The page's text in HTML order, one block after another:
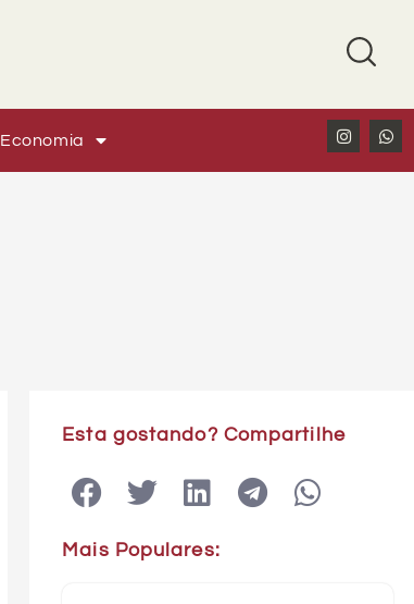
Economia
Esta gostando? Compartilhe
Mais Populares: